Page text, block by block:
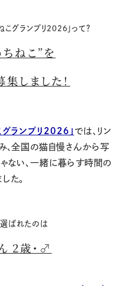
こグランプリ2026」って？
ねこ”を
しました！
グランプリ2026」 では、リン
、全国の猫自慢さんから写
ない、一緒に暮らす時間の
た。
選ばれたのは
2歳・♂